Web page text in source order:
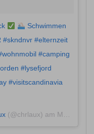
Schwimmen
#skndnvr #elternzeit
#camping
#lysefjord
#visitscandinavia
(@chrlaux) am Mai 24, 2018 um 2:17 PDT